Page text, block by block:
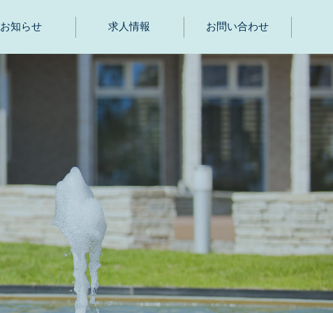
お知らせ 求人情報 お問い合わせ